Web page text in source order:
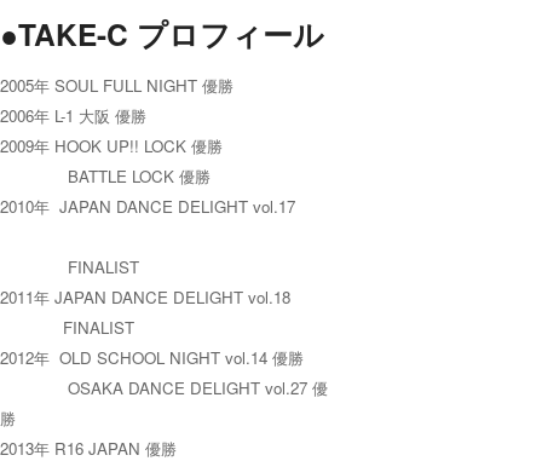
●TAKE-C プロフィール
2005年 SOUL FULL NIGHT 優勝
2006年 L-1 大阪 優勝
2009年 HOOK UP!! LOCK 優勝
BATTLE LOCK 優勝
2010年 JAPAN DANCE DELIGHT vol.17
FINALIST
2011年 JAPAN DANCE DELIGHT vol.18
FINALIST
2012年 OLD SCHOOL NIGHT vol.14 優勝
OSAKA DANCE DELIGHT vol.27 優
勝
2013年 R16 JAPAN 優勝